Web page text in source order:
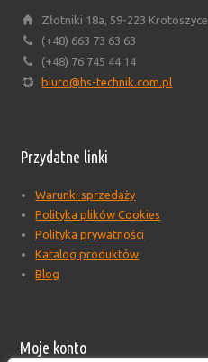
Złotniki 18a, 59-223 Krotoszyce
(+48) 663 73 63 63
(+48) 76 745 44 14
biuro@hs-technik.com.pl
Przydatne linki
Warunki sprzedaży
Polityka plików Cookies
Polityka prywatności
Katalog produktów
Blog
Moje konto